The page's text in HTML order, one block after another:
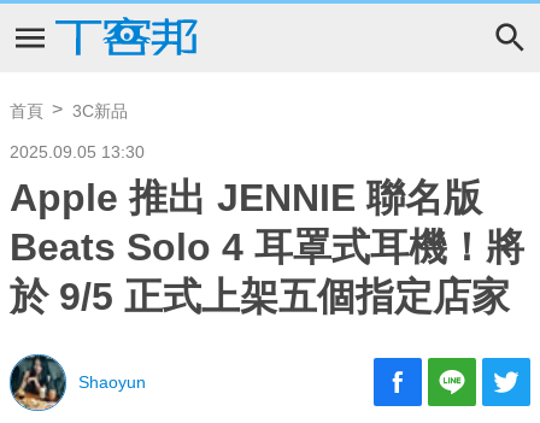
首頁 3C新品
2025.09.05 13:30
Apple 推出 JENNIE 聯名版
Beats Solo 4 耳罩式耳機！將
於 9/5 正式上架五個指定店家
Shaoyun